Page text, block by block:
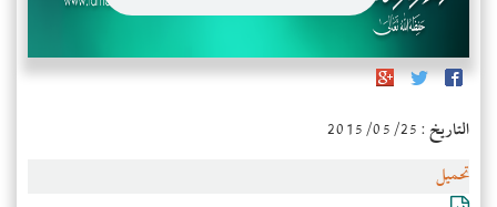
التاريخ : 2015/05/25
تحميل